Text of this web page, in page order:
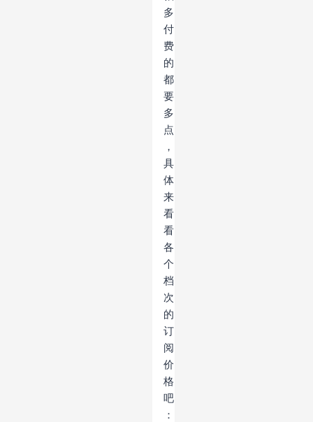
多
付
费
的
都
要
多
点
，
具
体
来
看
看
各
个
档
次
的
订
阅
价
格
吧
：